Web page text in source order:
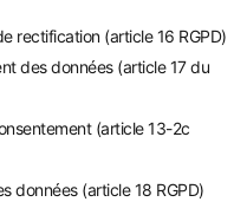
rectification (article 16 RGPD)
des données (article 17 du
(article 13-2c
données (article 18 RGPD)